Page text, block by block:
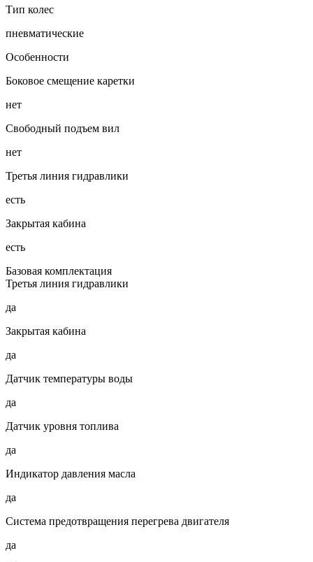
Тип колес
пневматические
Особенности
Боковое смещение каретки
нет
Свободный подъем вил
нет
Третья линия гидравлики
есть
Закрытая кабина
есть
Базовая комплектация
Третья линия гидравлики
да
Закрытая кабина
да
Датчик температуры воды
да
Датчик уровня топлива
да
Индикатор давления масла
да
Система предотвращения перегрева двигателя
да